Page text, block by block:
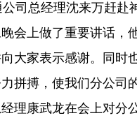
司总经理沈来万赶赴
会上做了重要讲话，
大家表示感谢。同时
拼搏，使我们分公司
理康武龙在会上对分